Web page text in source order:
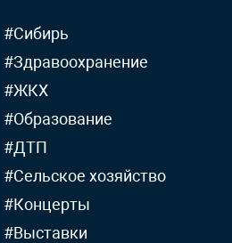
#Сибирь
#Здравоохранение
#ЖКХ
#Образование
#ДТП
#Сельское хозяйство
#Концерты
#Выставки